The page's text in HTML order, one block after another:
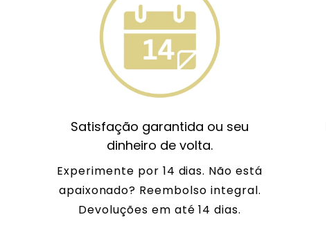
Satisfação garantida ou seu
dinheiro de volta.
Experimente por 14 dias. Não está
apaixonado? Reembolso integral.
Devoluções em até 14 dias.